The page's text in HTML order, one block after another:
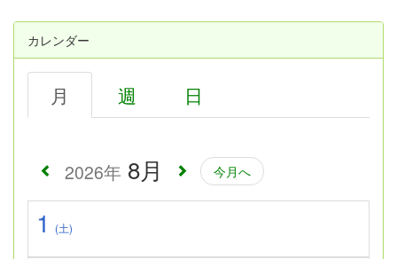
カレンダー
月 週 日
2026年 8月 今月へ
1 (土)